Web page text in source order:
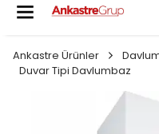
Ankastre Ürünler
Duvar Tipi Davlumbaz